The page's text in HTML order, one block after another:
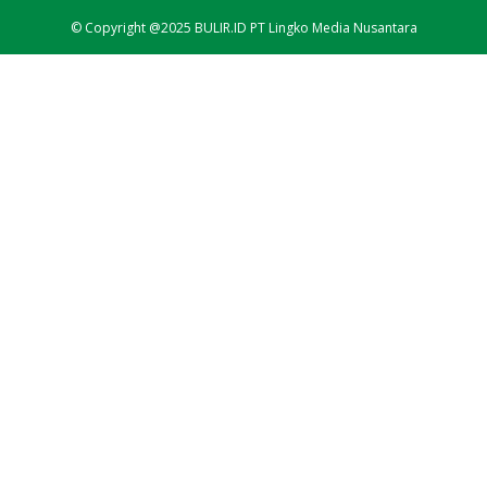
© Copyright @2025 BULIR.ID PT Lingko Media Nusantara